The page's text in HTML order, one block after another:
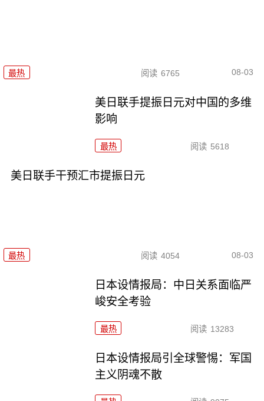
最热 阅读 6765 08-03
美日联手提振日元对中国的多维
影响
最热 阅读 5618
美日联手干预汇市提振日元
最热 阅读 4054 08-03
日本设情报局：中日关系面临严
峻安全考验
最热 阅读 13283
日本设情报局引全球警惕：军国
主义阴魂不散